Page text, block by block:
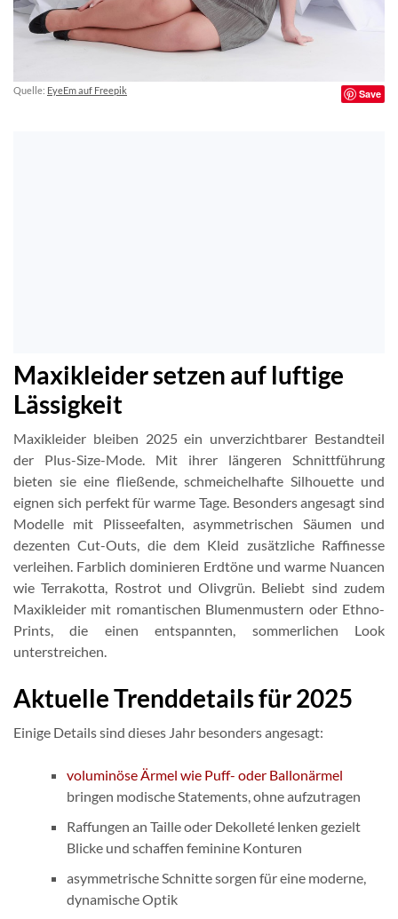
Quelle: EyeEm auf Freepik Save
Maxikleider setzen auf luftige
Lässigkeit
Maxikleider bleiben 2025 ein unverzichtbarer Bestandteil
der Plus-Size-Mode. Mit ihrer längeren Schnittführung
bieten sie eine fließende, schmeichelhafte Silhouette und
eignen sich perfekt für warme Tage. Besonders angesagt sind
Modelle mit Plisseefalten, asymmetrischen Säumen und
dezenten Cut-Outs, die dem Kleid zusätzliche Raffinesse
verleihen. Farblich dominieren Erdtöne und warme Nuancen
wie Terrakotta, Rostrot und Olivgrün. Beliebt sind zudem
Maxikleider mit romantischen Blumenmustern oder Ethno-
Prints, die einen entspannten, sommerlichen Look
unterstreichen.
Aktuelle Trenddetails für 2025
Einige Details sind dieses Jahr besonders angesagt:
voluminöse Ärmel wie Puff- oder Ballonärmel
bringen modische Statements, ohne aufzutragen
Raffungen an Taille oder Dekolleté lenken gezielt
Blicke und schaffen feminine Konturen
asymmetrische Schnitte sorgen für eine moderne,
dynamische Optik